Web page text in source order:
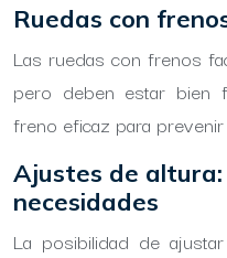
Ruedas con
Las ruedas con frenos
pero deben estar bien
freno eficaz para
Ajustes de
necesidades
La posibilidad de